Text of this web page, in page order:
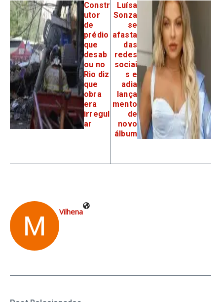
Constr
utor
de
prédio
que
desab
ou no
Rio diz
que
obra
era
irregul
ar
Luísa
Sonza
se
afasta
das
redes
sociai
s e
adia
lança
mento
de
novo
álbum
Vilhena